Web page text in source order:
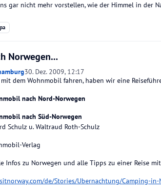
gar nicht mehr vorstellen, wie der Himmel in der
Norwegen...
30. Dez. 2009, 12:17
dem Wohnmobil fahren, haben wir eine
nach Nord-Norwegen
nach Süd-Norwegen
Schulz u. Waltraud Roth-Schulz
Verlag
Infos zu Norwegen und alle Tipps zu einer Reise
de/Stories/Ubernachtung/Camping-in-